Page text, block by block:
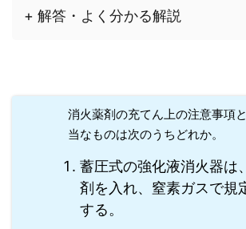
+ 解答・よく分かる解説
消火薬剤の充てん上の注意事項
当なものは次のうちどれか。
蓄圧式の強化液消火器は
剤を入れ、窒素ガスで規
する。